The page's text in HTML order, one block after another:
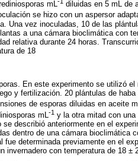
mL diluidas en 5 mL de
se hizo con un aspersor
Una vez inoculadas, 10 de las
a una cámara bioclimática con
relativa durante 24 horas.
de 18
En este experimento se utilizó
y fertilización. 20 plántulas de
de esporas diluidas en aceite
mL -1 y la otra mitad con
describió anteriormente en el
dentro de una cámara bioclimática
fue determinada previamente en el
invernadero con temperatura de 18 ± 2